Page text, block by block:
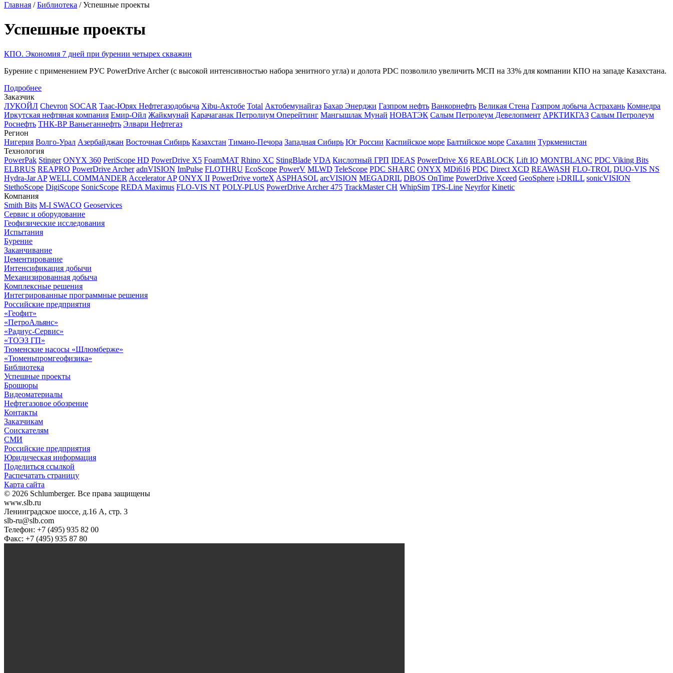
Главная /Библиотека /Успешные проекты
Успешные проекты
КПО. Экономия 7 дней при бурении четырех скважин
Бурение с применением РУС PowerDrive Archer (с высокой интенсивностью набора зенитного угла) и долота PDC позволило увеличить МСП на 33% для компании КПО на западе Казахстана.
Подробнее
Заказчик
ЛУКОЙЛ Chevron SOCAR Таас-Юрях Нефтегазодобыча Xibu-Актобе Total Актобемунайгаз Бахар Энерджи Газпром нефть Ванкорнефть Великая Стена Газпром добыча Астрахань Комнедра
Иркутская нефтяная компания Емир-Ойл Жайкмунай Kарачаганак Петролиум Оперейтинг Мангышлак Мунай НОВАТЭК Салым Петролеум Девелопмент АРКТИКГАЗ Салым Петролеум
Роснефть ТНК-ВР Ваньеганнефть Элвари Нефтегаз
Регион
Нигерия Волго-Урал Азербайджан Восточная Сибирь Казахстан Тимано-Печора Западная Сибирь Юг России Каспийское море Балтийское море Сахалин Туркменистан
Технология
PowerPak Stinger ONYX 360 PeriScope HD PowerDrive X5 FoamMAT Rhino XC StingBlade VDA Кислотный ГРП IDEAS PowerDrive X6 REABLOCK Lift IQ MONTBLANC PDC Viking Bits
ELBRUS REAPRO PowerDrive Archer adnVISION ImPulse FLOTHRU EcoScope PowerV MLWD TeleScope PDC SHARC ONYX MDi616 PDC Direct XCD REAWASH FLO-TROL DUO-VIS NS
Hydra-Jar AP WELL COMMANDER Accelerator AP ONYX II PowerDrive vorteX ASPHASOL arcVISION MEGADRIL DBOS OnTime PowerDrive Xceed GeoSphere i-DRILL sonicVISION
StethoScope DigiScope SonicScope REDA Maximus FLO-VIS NT POLY-PLUS PowerDrive Archer 475 TrackMaster CH WhipSim TPS-Line Neyrfor Kinetic
Компания
Smith Bits M-I SWACO Geoservices
Сервис и оборудование
Геофизические исследования
Испытания
Бурение
Заканчивание
Цементирование
Интенсификация добычи
Механизированная добыча
Комплексные решения
Интегрированные программные решения
Российские предприятия
«Геофит»
«ПетроАльянс»
«Радиус-Сервис»
«ТОЭЗ ГП»
Тюменские насосы «Шлюмберже»
«Тюменьпромгеофизика»
Библиотека
Успешные проекты
Брошюры
Видеоматериалы
Нефтегазовое обозрение
Контакты
Заказчикам
Соискателям
СМИ
Российские предприятия
Юридическая информация
Поделиться ссылкой
Распечатать страницу
Карта сайта
© 2026 Schlumberger. Все права защищены
www.slb.ru
Ленинградское шоссе, д.16 А, стр. 3
slb-ru@slb.com
Телефон: +7 (495) 935 82 00
Факс: +7 (495) 935 87 80